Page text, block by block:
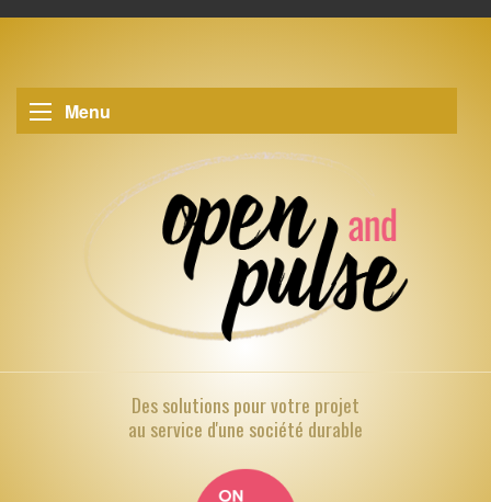
Menu
Des solutions pourvotre projet
au service d'une société durable